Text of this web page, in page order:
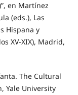
en Martínez
(eds.), Las
Hispana y
XV-XIX), Madrid,
The Cultural
Yale University